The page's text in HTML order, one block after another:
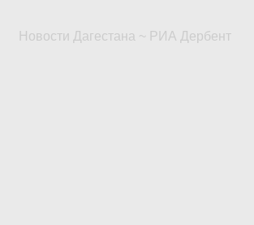
Новости Дагестана ~ РИА Дербент